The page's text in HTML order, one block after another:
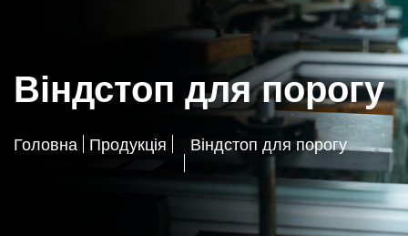
Віндстоп для порогу
Головна Продукція Віндстоп для порогу